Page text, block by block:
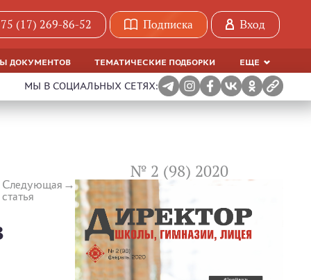
(17) 269-86-52 Подписка Вход
ДОКУМЕНТОВ ТЕМАТИЧЕСКИЕ ПОДБОРКИ ЕЩЕ
МЫ В СОЦИАЛЬНЫХ СЕТЯХ:
Следующая
статья
№ 2 (98) 2020